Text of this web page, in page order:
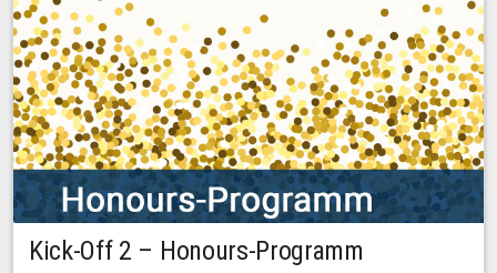
Kick-Off 2 – Honours-Programm